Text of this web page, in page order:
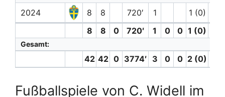
2024 8 8 720′ 1
1 (0)
8
8 0 720′ 1 0 0 1 (0)
Gesamt:
42 42 0 3774′ 3 0 0 2 (0)
Fußballspiele von C. Widell im